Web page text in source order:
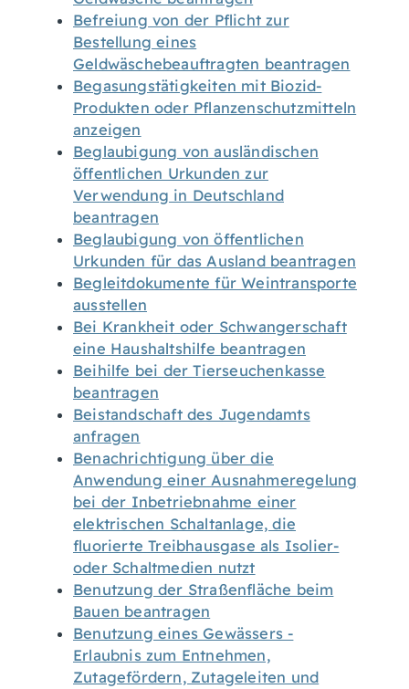
Befreiung von der Pflicht zur
Bestellung eines
Geldwäschebeauftragten beantragen
Begasungstätigkeiten mit Biozid-
Produkten oder Pflanzenschutzmitteln
anzeigen
Beglaubigung von ausländischen
öffentlichen Urkunden zur
Verwendung in Deutschland
beantragen
Beglaubigung von öffentlichen
Urkunden für das Ausland beantragen
Begleitdokumente für Weintransporte
ausstellen
Bei Krankheit oder Schwangerschaft
eine Haushaltshilfe beantragen
Beihilfe bei der Tierseuchenkasse
beantragen
Beistandschaft des Jugendamts
anfragen
Benachrichtigung über die
Anwendung einer Ausnahmeregelung
bei der Inbetriebnahme einer
elektrischen Schaltanlage, die
fluorierte Treibhausgase als Isolier-
oder Schaltmedien nutzt
Benutzung der Straßenfläche beim
Bauen beantragen
Benutzung eines Gewässers -
Erlaubnis zum Entnehmen,
Zutagefördern, Zutageleiten und